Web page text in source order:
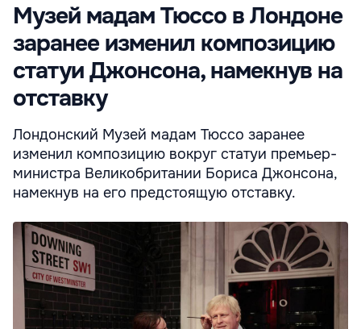
Музей мадам Тюссо в Лондоне
заранее изменил композицию
статуи Джонсона, намекнув на
отставку
Лондонский Музей мадам Тюссо заранее
изменил композицию вокруг статуи премьер-
министра Великобритании Бориса Джонсона,
намекнув на его предстоящую отставку.